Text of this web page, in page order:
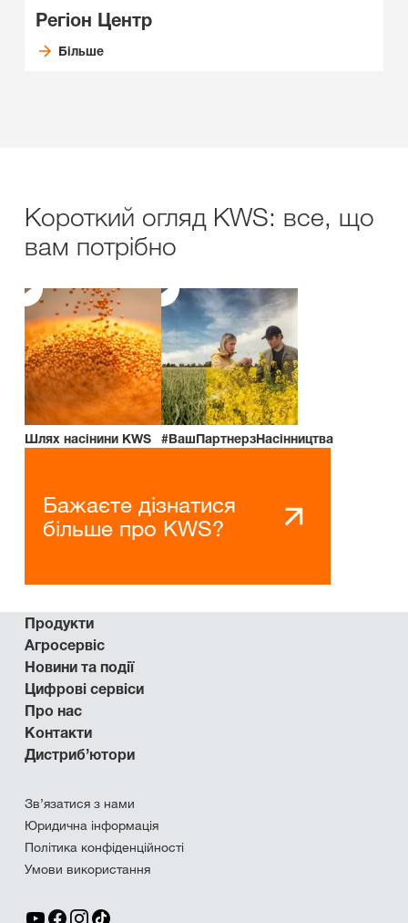
Регіон Центр
Більше
Короткий огляд KWS: все, що
вам потрібно
Шлях насінини KWS #ВашПартнерзНасінництва
Бажаєте дізнатися
більше про KWS?
Продукти
Агросервіс
Новини та події
Цифрові сервіси
Про нас
Контакти
Дистриб’ютори
Зв’язатися з нами
Юридична інформація
Політика конфіденційності
Умови використання